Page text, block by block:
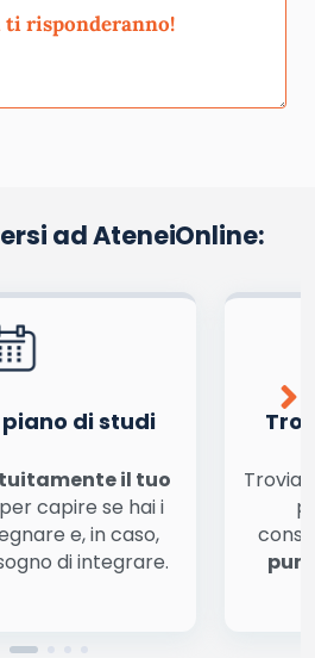
se qualcuno risponde al tuo commento
dei miei dati da parte di terzi per
diretto con modalità
e pubblica
ad AteneiOnline:
di studi
il tuo
per capire se hai i
e, in caso,
di integrare.